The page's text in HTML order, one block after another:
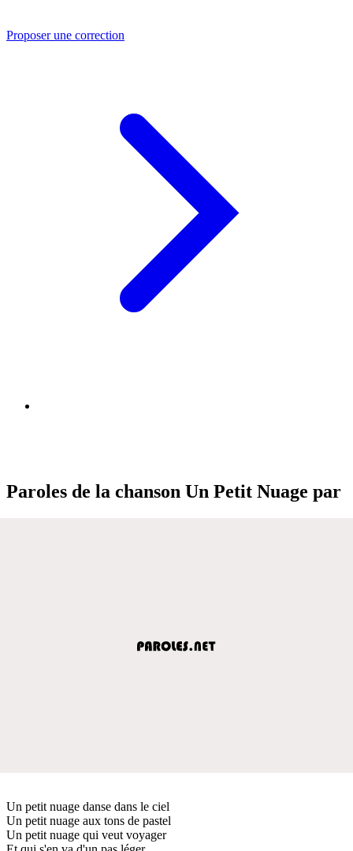
Proposer une correction
Paroles de la chanson Un Petit Nuage par
Un petit nuage danse dans le ciel
Un petit nuage aux tons de pastel
Un petit nuage qui veut voyager